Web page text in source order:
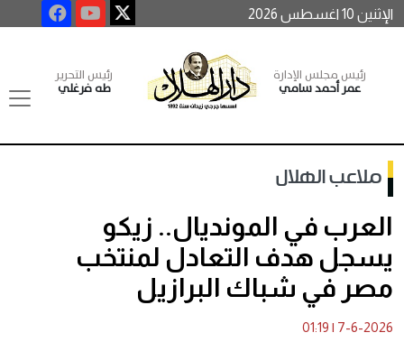
الإثنين 10 اغسطس 2026
رئيس مجلس الإدارة
عمر أحمد سامي
رئيس التحرير
طه فرغلي
ملاعب الهلال
العرب في المونديال.. زيكو
يسجل هدف التعادل لمنتخب
مصر في شباك البرازيل
7-6-2026
|
01:19